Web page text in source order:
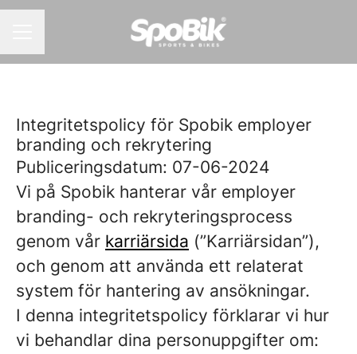
Integritetspolicy för Spobik employer
branding och rekrytering
Publiceringsdatum: 07-06-2024
Vi på Spobik hanterar vår employer
branding- och rekryteringsprocess
genom vår karriärsida (”Karriärsidan”),
och genom att använda ett relaterat
system för hantering av ansökningar.
I denna integritetspolicy förklarar vi hur
vi behandlar dina personuppgifter om: